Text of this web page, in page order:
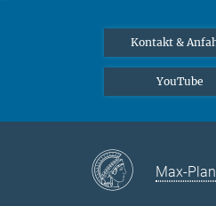
Kontakt &
YouTube
Max-